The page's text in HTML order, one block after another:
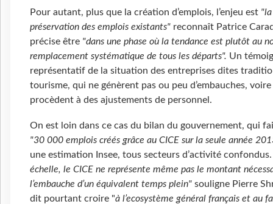
Pour autant, plus que la création d’emplois, l’enjeu est "la
préservation des emplois existants" reconnaît Patrice
précise être "dans une phase où la tendance est plutôt au
remplacement systématique de tous les départs". Un
représentatif de la situation des entreprises dites
tourisme, qui ne génèrent pas ou peu d’embauches,
procèdent à des ajustements de personnel.
On est loin dans ce cas du bilan du gouvernement, qui
"30 000 emplois créés grâce au CICE sur la seule année
une estimation Insee, tous secteurs d’activité
échelle, le CICE ne représente même pas le montant
l’embauche d’un équivalent temps plein" souligne Pierre
dit pourtant croire "à l’ecosystème général français et au